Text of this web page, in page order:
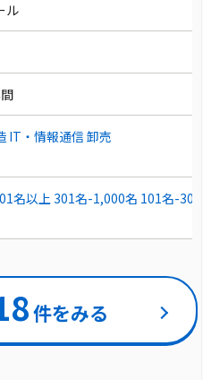
ル
IT・情報通信 卸売
名以上301名-1,000名 101名-300
件をみる